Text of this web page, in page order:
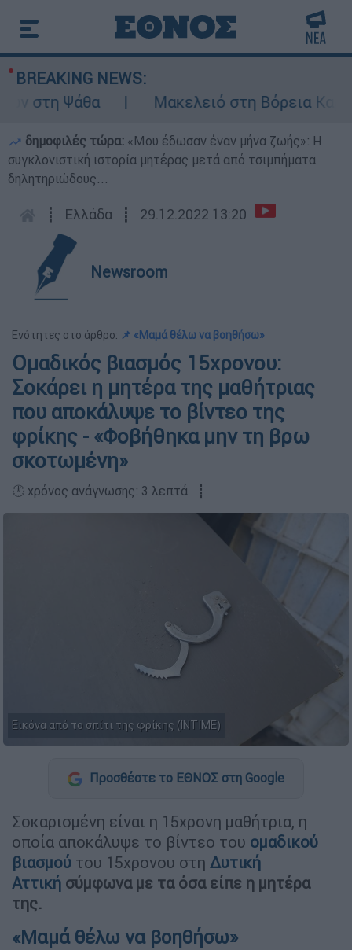
BREAKING NEWS:
Ψάθα
Μακελειό στη Βόρεια
δημοφιλές τώρα: «Μου έδωσαν έναν μήνα ζωής»: Η
συγκλονιστική ιστορία μητέρας μετά από τσιμπήματα
δηλητηριώδους...
┋ Ελλάδα ┋ 29.12.2022 13:20
Newsroom
Ενότητες στο άρθρο: 📌 «Μαμά θέλω να βοηθήσω»
Ομαδικός βιασμός 15χρονου:
Σοκάρει η μητέρα της μαθήτριας
που αποκάλυψε το βίντεο της
φρίκης - «Φοβήθηκα μην τη βρω
σκοτωμένη»
🕛 χρόνος ανάγνωσης: 3 λεπτά ┋
Εικόνα από το σπίτι της φρίκης (INTIME)
Προσθέστε το ΕΘΝΟΣ στη Google
Σοκαρισμένη είναι η 15χρονη μαθήτρια, η
οποία αποκάλυψε το βίντεο του ομαδικού
βιασμού του 15χρονου στη Δυτική
Αττική σύμφωνα με τα όσα είπε η μητέρα
της.
«Μαμά θέλω να βοηθήσω»